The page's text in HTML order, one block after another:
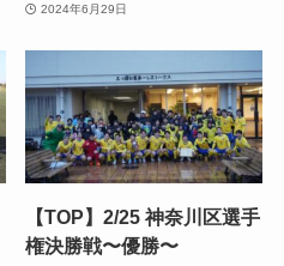
2024年6月29日
【TOP】2/25 神奈川区選手
権決勝戦〜優勝〜